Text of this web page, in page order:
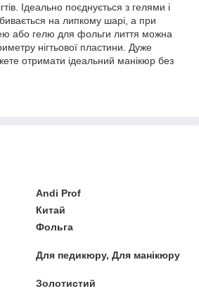
Ідеально поєднується з гелями і
на липкому шарі, а при
або гелю для фольги лиття можна
нігтьової пластини. Дуже
отримати ідеальний манікюр без
Andi Prof
Китай
Фольга
Для педикюру, Для манікюру
Золотистий